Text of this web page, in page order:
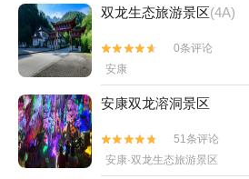
双龙生态旅游景区(4A)


0条评论
安康
安康双龙溶洞景区


51条评论
安康·双龙生态旅游景区